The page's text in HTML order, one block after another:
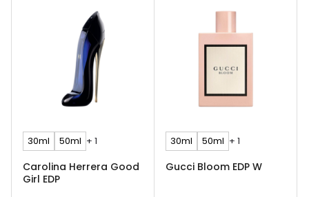
30ml 50ml + 1
Carolina Herrera Good
Girl EDP
30ml 50ml + 1
Gucci Bloom EDP W